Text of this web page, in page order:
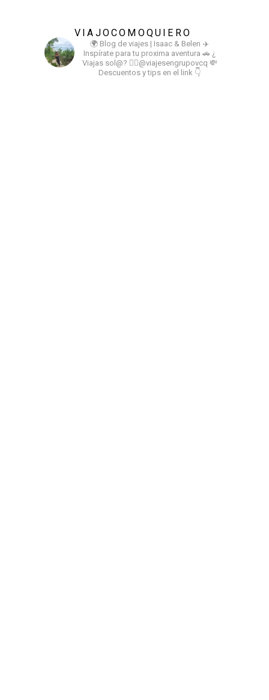
VIAJOCOMOQUIERO
🌍 Blog de viajes | Isaac & Belen ✈️
Inspírate para tu proxima aventura 🚗 ¿
Viajas sol@? 👉🏻@viajesengrupovcq 💸
Descuentos y tips en el link 👇